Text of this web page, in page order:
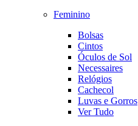
Feminino
Bolsas
Cintos
Óculos de Sol
Necessaires
Relógios
Cachecol
Luvas e Gorros
Ver Tudo